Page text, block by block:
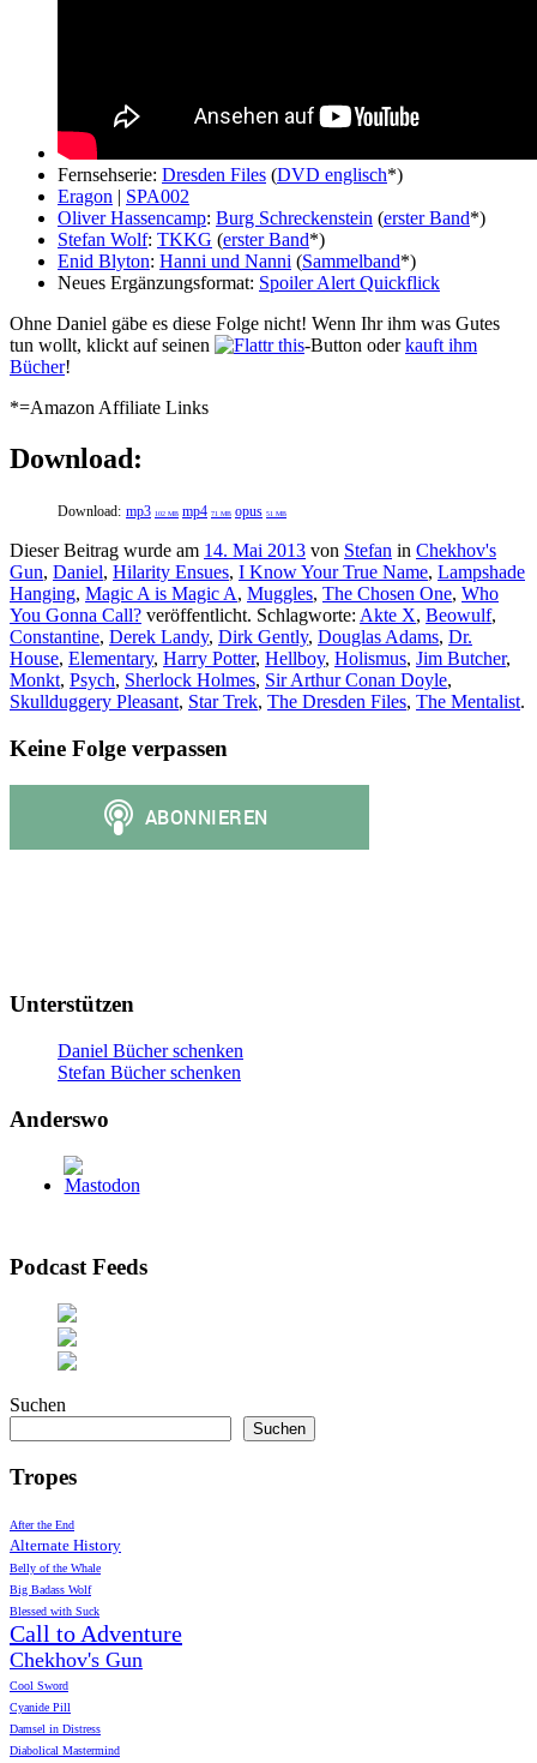
Fernsehserie: Dresden Files (DVD englisch*)
Eragon
SPA002
Oliver Hassencamp: Burg Schreckenstein (erster Band*)
Stefan Wolf: TKKG (erster Band*)
Enid Blyton: Hanni und Nanni (Sammelband*)
Neues Ergänzungsformat: Spoiler Alert Quickflick
Ohne Daniel gäbe es diese Folge nicht! Wenn Ihr ihm was Gutes
tun wollt, klickt auf seinen
-Button oderkauft ihm
Bücher!
*=Amazon Affiliate Links
Download:
Download: mp3 102 MB mp4 71 MB opus 51 MB
Dieser Beitrag wurde am 14. Mai 2013 von Stefan in Chekhov's
Gun, Daniel, Hilarity Ensues, I Know Your True Name, Lampshade
Hanging, Magic A is Magic A, Muggles, The Chosen One, Who
You Gonna Call? veröffentlicht. Schlagworte: Akte X, Beowulf,
Constantine, Derek Landy, Dirk Gently, Douglas Adams, Dr.
House, Elementary, Harry Potter, Hellboy, Holismus, Jim Butcher,
Monkt, Psych, Sherlock Holmes, Sir Arthur Conan Doyle,
Skullduggery Pleasant, Star Trek, The Dresden Files, The Mentalist.
Keine Folge verpassen
Unterstützen
Daniel Bücher schenken
Stefan Bücher schenken
Anderswo
Podcast Feeds
Suchen
Suchen
Tropes
After the End
Alternate History
Belly of the Whale
Big Badass Wolf
Blessed with Suck
Call to Adventure
Chekhov's Gun
Cool Sword
Cyanide Pill
Damsel in Distress
Diabolical Mastermind